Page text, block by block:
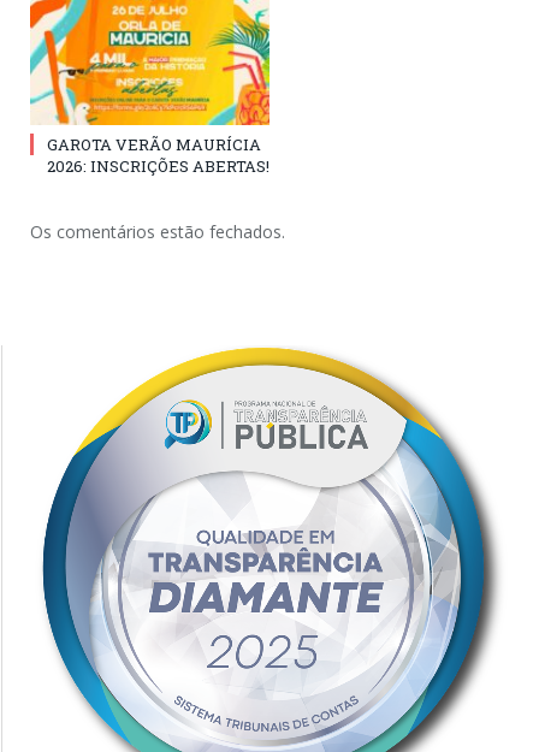
GAROTA VERÃO MAURÍCIA
2026: INSCRIÇÕES ABERTAS!
Os comentários estão fechados.